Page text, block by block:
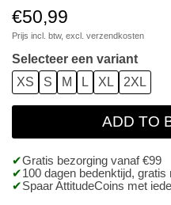
€50,99
Prijs incl. btw, excl. verzendkosten
Selecteer een variant
XS
S M L XL 2XL
ADD TO
Gratis bezorging vanaf €99
100 dagen bedenktijd, gratis
Spaar AttitudeCoins met